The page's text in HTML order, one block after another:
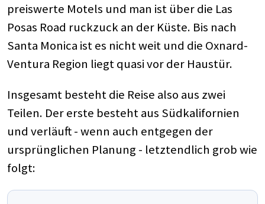
preiswerte Motels und man ist über die Las
Posas Road ruckzuck an der Küste. Bis nach
Santa Monica ist es nicht weit und die Oxnard-
Ventura Region liegt quasi vor der Haustür.
Insgesamt besteht die Reise also aus zwei
Teilen. Der erste besteht aus Südkalifornien
und verläuft - wenn auch entgegen der
ursprünglichen Planung - letztendlich grob wie
folgt: